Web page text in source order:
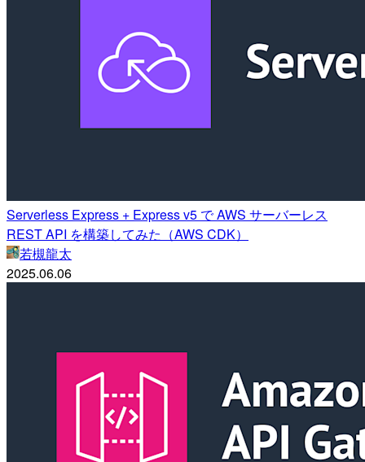
Serverless Express + Express v5 で AWS サーバーレス
REST API を構築してみた（AWS CDK）
若槻龍太
2025.06.06